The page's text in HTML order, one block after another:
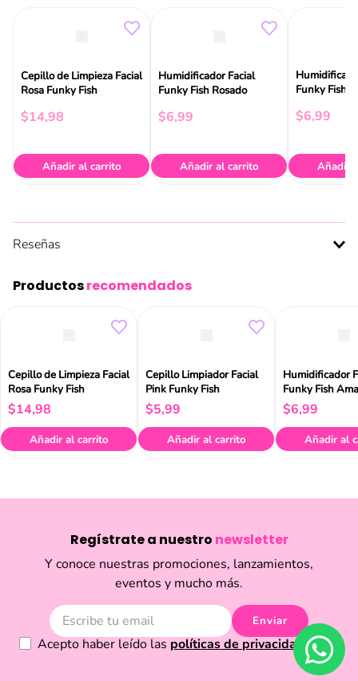
Cepillo de Limpieza Facial
Rosa Funky Fish
$14,98
Añadir al carrito
Humidificador Facial
Funky Fish Rosado
$6,99
Añadir al carrito
Funky Fish
$6,99
Añadir
Reseñas
Productosrecomendados
Cepillo de Limpieza Facial
Rosa Funky Fish
$14,98
Añadir al carrito
Cepillo Limpiador Facial
Pink Funky Fish
$5,99
Añadir al carrito
Humidificador
Funky Fish
$6,99
Añadir al
Regístrate a nuestro newsletter
Y conoce nuestras promociones, lanzamientos,
eventos y mucho más.
Enviar
Acepto haber leído las políticas de privacidad.